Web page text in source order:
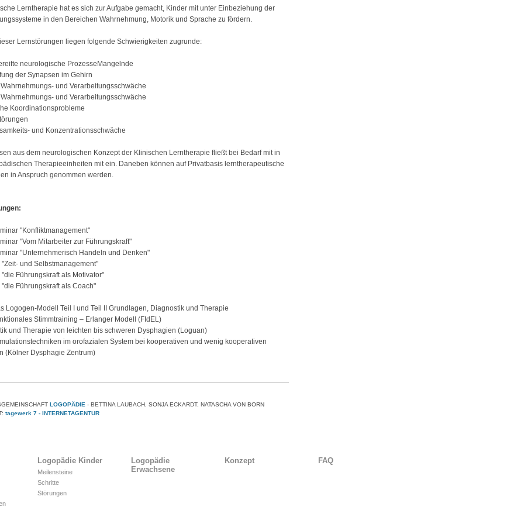
Lerntherapie hat es sich zur Aufgabe gemacht, Kinder mit unter Einbeziehung der
in den Bereichen Wahrnehmung, Motorik und Sprache zu fördern.
Lernstörungen liegen folgende Schwierigkeiten zugrunde:
neurologische ProzesseMangelnde
der Synapsen im Gehirn
und Verarbeitungsschwäche
und Verarbeitungsschwäche
Koordinationsprobleme
und Konzentrationsschwäche
aus dem neurologischen Konzept der Klinischen Lerntherapie fließt bei Bedarf mit in
Therapieeinheiten mit ein. Daneben können auf Privatbasis lerntherapeutische
in Anspruch genommen werden.
"Konfliktmanagement"
"Vom Mitarbeiter zur Führungskraft"
"Unternehmerisch Handeln und Denken"
und Selbstmanagement"
Führungskraft als Motivator"
Führungskraft als Coach"
Logogen-Modell Teil I und Teil II Grundlagen, Diagnostik und Therapie
Stimmtraining – Erlanger Modell (FIdEL)
und Therapie von leichten bis schweren Dysphagien (Loguan)
im orofazialen System bei kooperativen und wenig kooperativen
(Kölner Dysphagie Zentrum)
LOGOPÄDIE - BETTINA LAUBACH, SONJA ECKARDT, NATASCHA VON BORN
tagewerk 7 - INTERNETAGENTUR
Logopädie Kinder
Meilensteine
Schritte
Störungen
Logopädie
Erwachsene
Konzept FAQ